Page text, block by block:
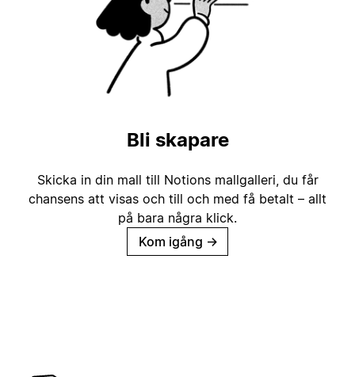
Bli skapare
Skicka in din mall till Notions mallgalleri, du får
chansens att visas och till och med få betalt – allt
på bara några klick.
Kom igång →